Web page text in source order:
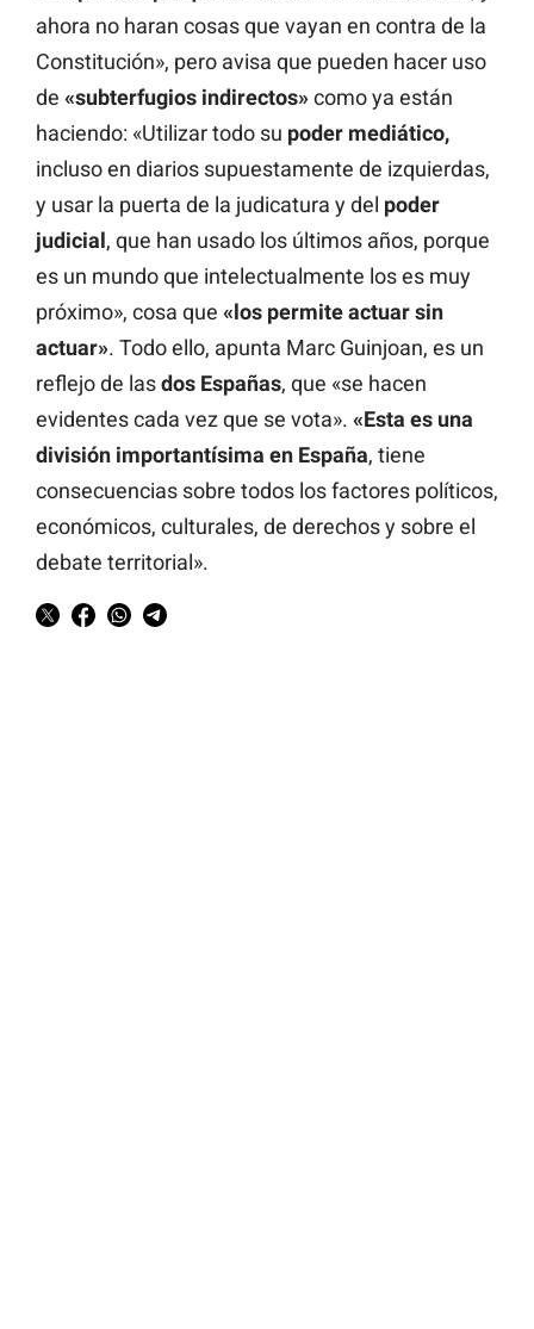
ahora no haran cosas que vayan en contra de la
Constitución», pero avisa que pueden hacer uso
de «subterfugios indirectos»como ya están
haciendo: «Utilizar todo su poder mediático,
incluso en diarios supuestamente de izquierdas,
y usar la puerta de la judicatura y del poder
judicial, que han usado los últimos años, porque
es un mundo que intelectualmente los es muy
próximo», cosa que «los permite actuar sin
actuar». Todo ello, apunta Marc Guinjoan, es un
reflejo de lasdos Españas, que «se hacen
evidentes cada vez que se vota». «Esta es una
división importantísima en España, tiene
consecuencias sobre todos los factores políticos,
económicos, culturales, de derechos y sobre el
debate territorial».